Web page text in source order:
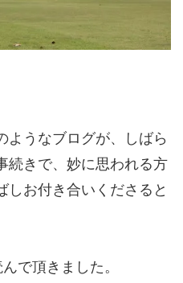
ようなブログが、しばら
続きで、妙に思われる方
しお付き合いくださると
で頂きました。